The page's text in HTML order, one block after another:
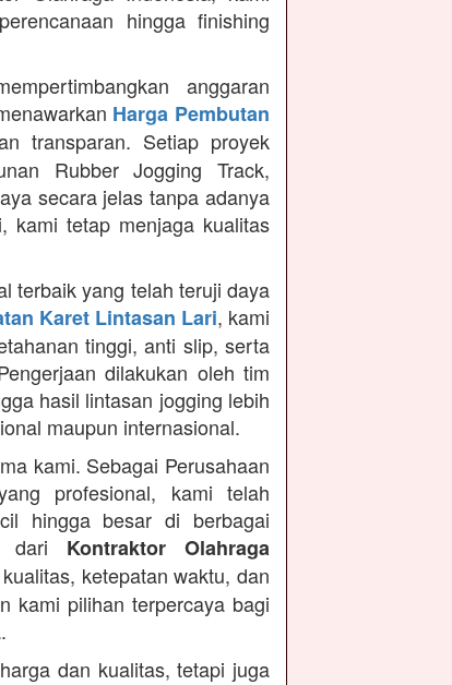
hingga finishing
anggaran
Harga Pembutan
transparan. Setiap proyek
Rubber Jogging Track,
secara jelas tanpa adanya
kami tetap menjaga kualitas
terbaik yang telah teruji daya
Karet Lintasan Lari, kami
tinggi, anti slip, serta
dilakukan oleh tim
hasil lintasan jogging lebih
maupun internasional.
kami. Sebagai Perusahaan
profesional, kami telah
hingga besar di berbagai
dari Kontraktor Olahraga
ketepatan waktu, dan
kami pilihan terpercaya bagi
dan kualitas, tetapi juga